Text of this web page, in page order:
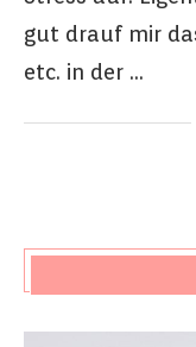
gut drauf mir
etc. in der …